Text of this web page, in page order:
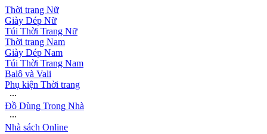
Thời trang Nữ
Giày Dép Nữ
Túi Thời Trang Nữ
Thời trang Nam
Giày Dép Nam
Túi Thời Trang Nam
Balô và Vali
Phụ kiện Thời trang
∙∙∙
Đồ Dùng Trong Nhà
∙∙∙
Nhà sách Online